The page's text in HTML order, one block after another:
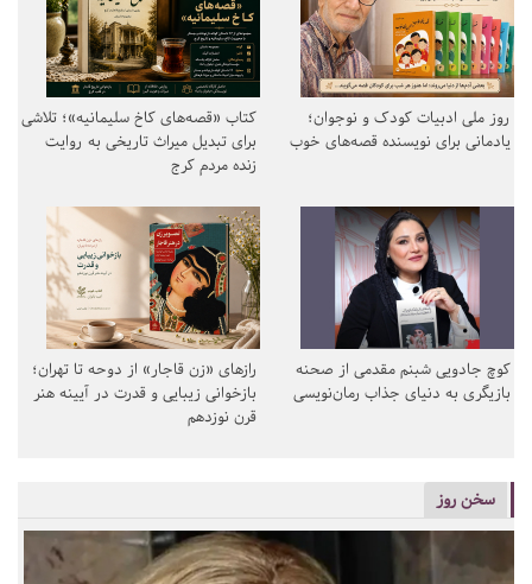
روز ملی ادبیات کودک و نوجوان؛
یادمانی برای نویسنده قصه‌های خوب
کتاب «قصه‌های کاخ سلیمانیه»؛ تلاشی
برای تبدیل میراث تاریخی به روایت
زنده مردم کرج
کوچ جادویی شبنم مقدمی از صحنه
بازیگری به دنیای جذاب رمان‌نویسی
رازهای «زن قاجار» از دوحه تا تهران؛
بازخوانی زیبایی و قدرت در آیینه هنر
قرن نوزدهم
سخن روز